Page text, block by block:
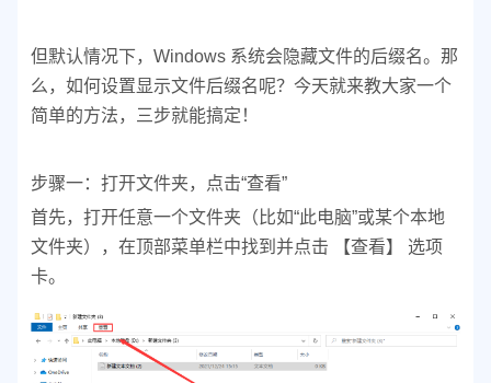
但默认情况下，Windows 系统会隐藏文件的后缀名。那
么，如何设置显示文件后缀名呢？今天就来教大家一个
简单的方法，三步就能搞定！
步骤一：打开文件夹，点击“查看”
首先，打开任意一个文件夹（比如“此电脑”或某个本地
文件夹），在顶部菜单栏中找到并点击 【查看】 选项
卡。